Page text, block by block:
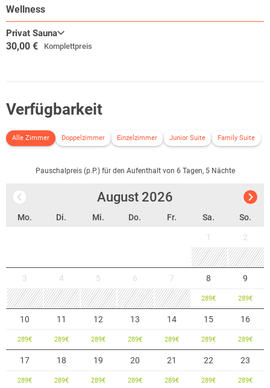
Wellness
Privat Sauna
30,00 € Komplettpreis
Verfügbarkeit
Alle Zimmer Doppelzimmer Einzelzimmer Junior Suite Family Suite
Pauschalpreis (p.P.) für den Aufenthalt von 6 Tagen, 5 Nächte
August 2026
Mo. Di. Mi. Do. Fr. Sa. So.
1 2
3 4 5 6 7 8
289€
9
289€
10
289€
11
289€
12
289€
13
289€
14
289€
15
289€
16
289€
17
289€
18
289€
19
289€
20
289€
21
289€
22
289€
23
289€